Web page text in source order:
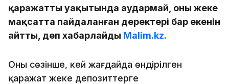
қаражатты уақытында аудармай, оны жеке
мақсатта пайдаланған деректері бар екенін
айтты, деп хабарлайды Malim.kz.
Оның сөзінше, кей жағдайда өндірілген
қаражат жеке депозиттерге